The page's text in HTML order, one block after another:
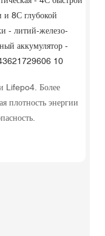
Lifepo4. Более
плотность энергии